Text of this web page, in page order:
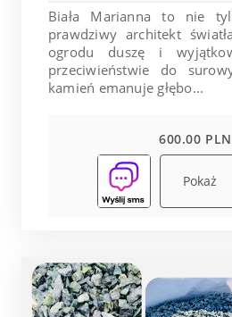
Biała Marianna to nie
prawdziwy architekt
ogrodu duszę i
przeciwieństwie do
kamień emanuje głębo...
600.00 PLN
Pokaż